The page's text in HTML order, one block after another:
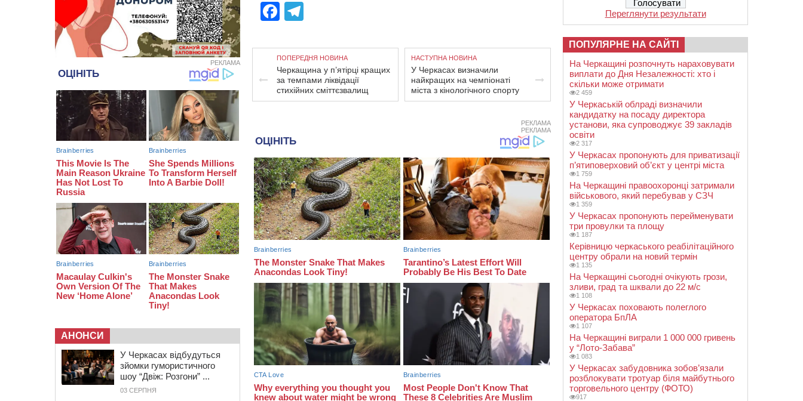
Facebook
ПОПЕРЕДНЯ НОВИНА
Черкащина у п’ятірці кращих
за темпами ліквідації
стихійних сміттєзвалищ
НАСТУПНА НОВИНА
У Черкасах визначили
найкращих на чемпіонаті
міста з кінологічного спорту
РЕКЛАМА
РЕКЛАМА
На Черкащині намолотили перший
мільйон тонн зерна нового врожаю
13:40
На Кам’янщині сталася масштабна
пожежа сміттєзвалища
На Черкащині сьогодні очікують
грози, зливи, град та шквали до 22
12:50
Внаслідок падіння вертольота
загинув 28-річний захисник зі
Сміли
дорогу водії двох ВАЗів
РЕКЛАМА
АНОНСИ
У Черкасах відбудуться
зйомки гумористичного
шоу “Двіж: Розгони” ...
03 СЕРПНЯ
Переглянути результати
ПОПУЛЯРНЕ НА САЙТІ
На Черкащині розпочнуть нараховувати
виплати до Дня Незалежності: хто і
скільки може отримати
2 459
У Черкаській облраді визначили
кандидатку на посаду директора
установи, яка супроводжує 39 закладів
освіти
2 317
У Черкасах пропонують для приватизації
п’ятиповерховий об’єкт у центрі міста
1 759
На Черкащині правоохоронці затримали
військового, який перебував у СЗЧ
1 359
У Черкасах пропонують перейменувати
три провулки та площу
1 187
Керівницю черкаського реабілітаційного
центру обрали на новий термін
1 135
На Черкащині сьогодні очікують грози,
зливи, град та шквали до 22 м/с
1 108
У Черкасах поховають полеглого
оператора БпЛА
1 107
На Черкащині виграли 1 000 000 гривень
у “Лото-Забава”
1 083
У Черкасах забудовника зобов’язали
розблокувати тротуар біля майбутнього
торговельного центру (ФОТО)
917